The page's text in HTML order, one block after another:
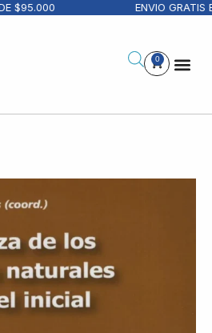
$95.000 ENVIO GRATIS
0